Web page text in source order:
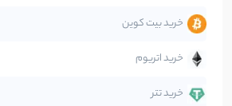
جهان
دیفای
خرید بیت کوین
خرید اتریوم
خرید تتر